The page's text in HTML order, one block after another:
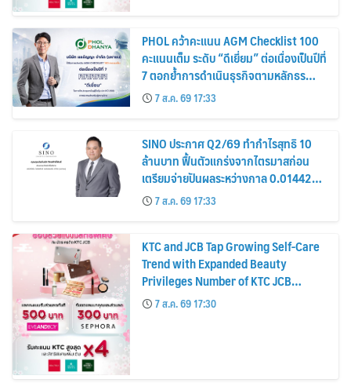
PHOL คว้าคะแนน AGM Checklist 100
คะแนนเต็ม ระดับ “ดีเยี่ยม” ต่อเนื่องเป็นปีที่
7 ตอกย้ำการดำเนินธุรกิจตามหลักธร
รมาภิบาล โปร่งใส สร้างความเชื่อมั่นผู้ถือ
หุ้น
7 ส.ค. 69 17:33
SINO ประกาศ Q2/69 ทำกำไรสุทธิ 10
ล้านบาท ฟื้นตัวแกร่งจากไตรมาสก่อน
เตรียมจ่ายปันผลระหว่างกาล 0.014423
บาทต่อหุ้น ครึ่งปีหลังมุ่งเติบโตต่อเนื่อง
7 ส.ค. 69 17:33
KTC and JCB Tap Growing Self-Care
Trend with Expanded Beauty
Privileges Number of KTC JCB
Cardmembers Spending on
Cosmetics Rises 26%
7 ส.ค. 69 17:30